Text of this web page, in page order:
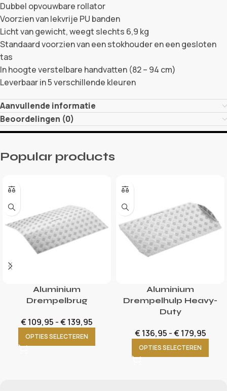
Dubbel opvouwbare rollator
Voorzien van lekvrije PU banden
Licht van gewicht, weegt slechts 6,9 kg
Standaard voorzien van een stokhouder en een gesloten
tas
In hoogte verstelbare handvatten (82 – 94 cm)
Leverbaar in 5 verschillende kleuren
Aanvullende informatie
Beoordelingen (0)
Popular products
Aluminium
Drempelbrug
€ 109,95 -€ 139,95
OPTIES SELECTEREN
Aluminium
Drempelhulp Heavy-
Duty
€ 136,95 -€ 179,95
OPTIES SELECTEREN